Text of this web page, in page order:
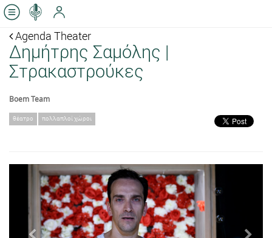
Agenda Theater
Δημήτρης Σαμόλης |
Στρακαστρούκες
Boem Team
θέατρο πολλαπλοί χώροι
Previous